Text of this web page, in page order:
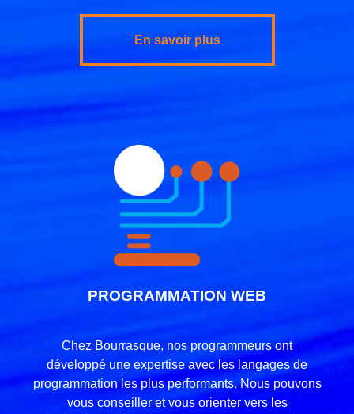
En savoir plus
PROGRAMMATION WEB
Chez Bourrasque, nos programmeurs ont
développé une expertise avec les langages de
programmation les plus performants. Nous pouvons
vous conseiller et vous orienter vers les